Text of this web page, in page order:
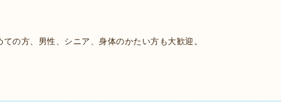
の方、男性、シニア、身体のかたい方も大歓迎。